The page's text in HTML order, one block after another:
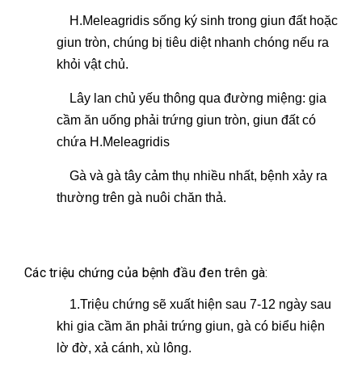
H.Meleagridis sống ký sinh trong giun đất hoặc
giun tròn, chúng bị tiêu diệt nhanh chóng nếu ra
khỏi vật chủ.
Lây lan chủ yếu thông qua đường miệng: gia
cầm ăn uống phải trứng giun tròn, giun đất có
chứa H.Meleagridis
Gà và gà tây cảm thụ nhiều nhất, bệnh xảy ra
thường trên gà nuôi chăn thả.
Các triệu chứng của bệnh đầu đen trên gà:
1.Triệu chứng sẽ xuất hiện sau 7-12 ngày sau
khi gia cầm ăn phải trứng giun, gà có biểu hiện
lờ đờ, xả cánh, xù lông.